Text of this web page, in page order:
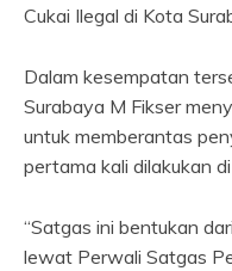
Cukai Ilegal di Kota
Dalam kesempatan
Surabaya M Fikser
untuk memberantas
pertama kali dilakukan
“Satgas ini bentukan
lewat Perwali Satgas